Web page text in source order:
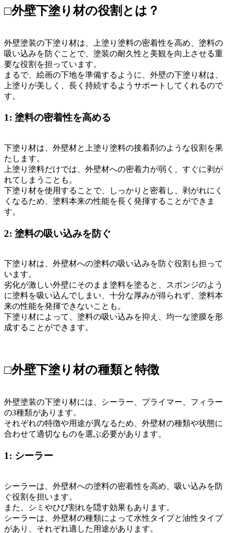
□外壁下塗り材の役割とは？
外壁塗装の下塗り材は、上塗り塗料の密着性を高め、塗料の
吸い込みを防ぐことで、塗装の耐久性と美観を向上させる重
要な役割を担っています。
まるで、絵画の下地を準備するように、外壁の下塗り材は、
上塗りが美しく、長く持続するようサポートしてくれるので
す。
1: 塗料の密着性を高める
下塗り材は、外壁材と上塗り塗料の接着剤のような役割を果
たします。
上塗り塗料だけでは、外壁材への密着力が弱く、すぐに剥が
れてしまうことも。
下塗り材を使用することで、しっかりと密着し、剥がれにく
くなるため、塗料本来の性能を長く発揮することができま
す。
2: 塗料の吸い込みを防ぐ
下塗り材は、外壁材への塗料の吸い込みを防ぐ役割も担って
います。
劣化が激しい外壁にそのまま塗料を塗ると、スポンジのよう
に塗料を吸い込んでしまい、十分な厚みが得られず、塗料本
来の性能を発揮できないことも。
下塗り材によって、塗料の吸い込みを抑え、均一な塗膜を形
成することができます。
□外壁下塗り材の種類と特徴
外壁塗装の下塗り材には、シーラー、プライマー、フィラー
の3種類があります。
それぞれの特徴や用途が異なるため、外壁材の種類や状態に
合わせて適切なものを選ぶ必要があります。
1: シーラー
シーラーは、外壁材への塗料の密着性を高め、吸い込みを防
ぐ役割を担います。
また、シミやひび割れを隠す効果もあります。
シーラーは、外壁材の種類によって水性タイプと油性タイプ
があり、それぞれ適した用途があります。